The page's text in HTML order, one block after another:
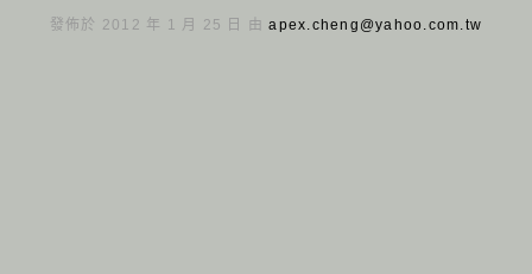
發佈於 2012 年 1 月 25 日 由apex.cheng@yahoo.com.tw